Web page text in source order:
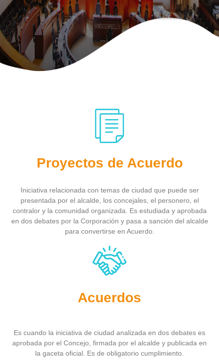
Proyectos de Acuerdo
Iniciativa relacionada con temas de ciudad que puede ser
presentada por el alcalde, los concejales, el personero, el
contralor y la comunidad organizada. Es estudiada y aprobada
en dos debates por la Corporación y pasa a sanción del alcalde
para convertirse en Acuerdo.
Acuerdos
Es cuando la iniciativa de ciudad analizada en dos debates es
aprobada por el Concejo, firmada por el alcalde y publicada en
la gaceta oficial. Es de obligatorio cumplimiento.